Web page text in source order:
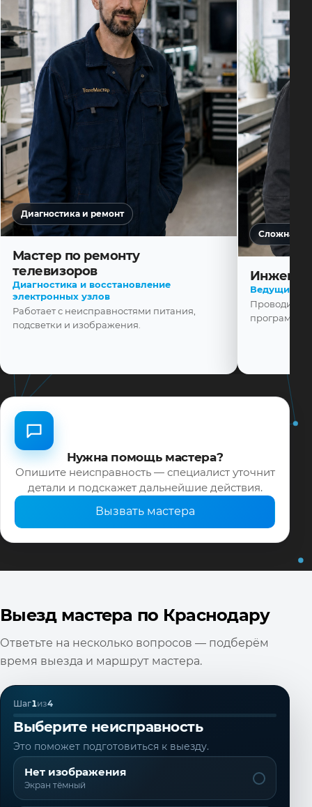
Диагностика и ремонт
Мастер по ремонту
телевизоров
Диагностика и восстановление
электронных узлов
Работает с неисправностями питания,
подсветки и изображения.
Сложная
Ведущий
Проводит
Нужна помощь мастера?
Опишите неисправность — специалист уточнит
детали и подскажет дальнейшие действия.
Вызвать мастера
Выезд мастера по Краснодару
Ответьте на несколько вопросов — подберём
время выезда и маршрут мастера.
Шаг1из4
Выберите неисправность
Это поможет подготовиться к выезду.
Нет изображения
Экран тёмный